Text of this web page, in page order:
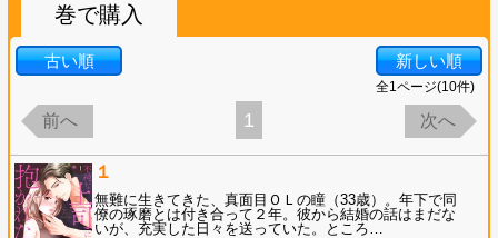
巻で購入
古い順 新しい順
全1ページ(10件)
前へ 1 次へ
１
無難に生きてきた、真面目ＯＬの瞳（33歳）。年下で同
僚の琢磨とは付き合って２年。彼から結婚の話はまだな
いが、充実した日々を送っていた。ところ